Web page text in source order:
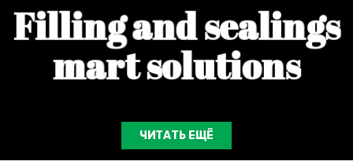
ЧИТАТЬ ЕЩЁ
Fillingandsealings
martsolutions